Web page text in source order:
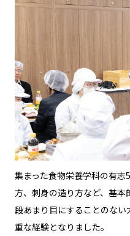
集まった食物栄養学科の有
方、刺身の造り方など、基
段あまり目にすることのな
重な経験となりました。